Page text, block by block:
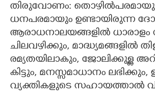
തിരുവോണം:
ധനപരമായും ഉണ്ടായിരുന്ന
ആരാധനാലയങ്ങളിൽ ധാരാളം
ചിലവഴിക്കും, മാദ്ധ്യമങ്ങളിൽ
രമ്യതയിലാകും, ജോലിക്കുള്ള
കിട്ടും, മനസ്സമാധാനം ലഭിക്കും,
വ്യക്തികളുടെ സഹായത്താൽ